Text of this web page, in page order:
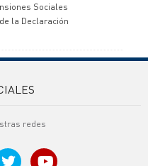
Sociales
la Declaración
redes